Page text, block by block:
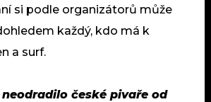
si podle organizátorů může
každý, kdo má k
a surf.
české pivaře od